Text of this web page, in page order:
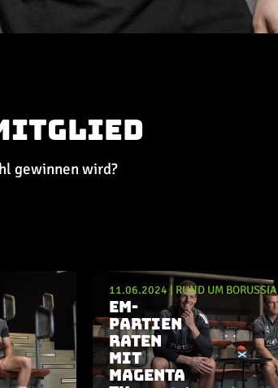
Mitglied
gewinnen wird?
11.06.2024| RUND UM BORUSSIA
EM-
PARTIEN
RATEN
MIT
MAGENTA